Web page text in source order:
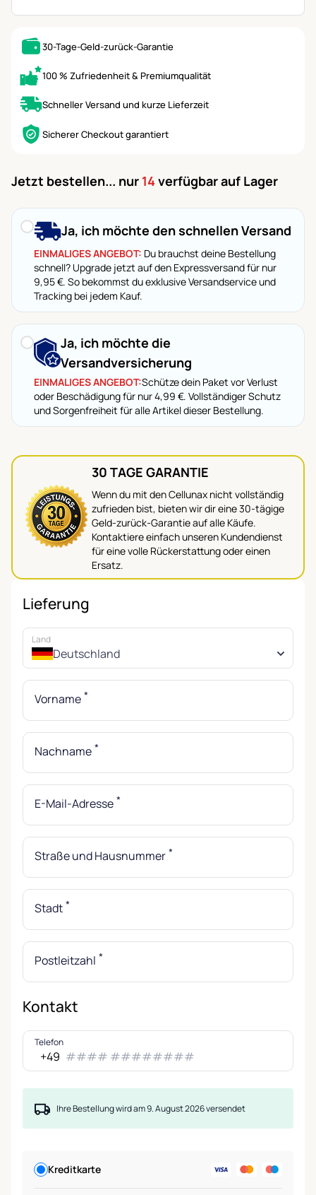
30-Tage-Geld-zurück-Garantie
100 % Zufriedenheit & Premiumqualität
Schneller Versand und kurze Lieferzeit
Sicherer Checkout garantiert
Jetzt bestellen... nur 14 verfügbar auf Lager
Ja, ich möchte den schnellen Versand
EINMALIGES ANGEBOT: Du brauchst deine Bestellung
schnell? Upgrade jetzt auf den Expressversand für nur
9,95 €. So bekommst du exklusive Versandservice und
Tracking bei jedem Kauf.
Ja, ich möchte die
Versandversicherung
EINMALIGES ANGEBOT:Schütze dein Paket vor Verlust
oder Beschädigung für nur4,99 €. Vollständiger Schutz
und Sorgenfreiheit für alle Artikel dieser Bestellung.
30 TAGE GARANTIE
Wenn du mit den Cellunax nicht vollständig
zufrieden bist, bieten wir dir eine 30-tägige
Geld-zurück-Garantie auf alle Käufe.
Kontaktiere einfach unseren Kundendienst
für eine volle Rückerstattung oder einen
Ersatz.
Lieferung
Land
Deutschland
Vorname *
Nachname *
E-Mail-Adresse *
Straße und Hausnummer *
Stadt *
Postleitzahl *
Kontakt
Telefon
+49
Ihre Bestellung wird am 9. August 2026 versendet
Kreditkarte